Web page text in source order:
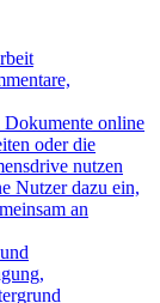
Dokumente online
oder die
nutzen
Nutzer dazu ein,
an